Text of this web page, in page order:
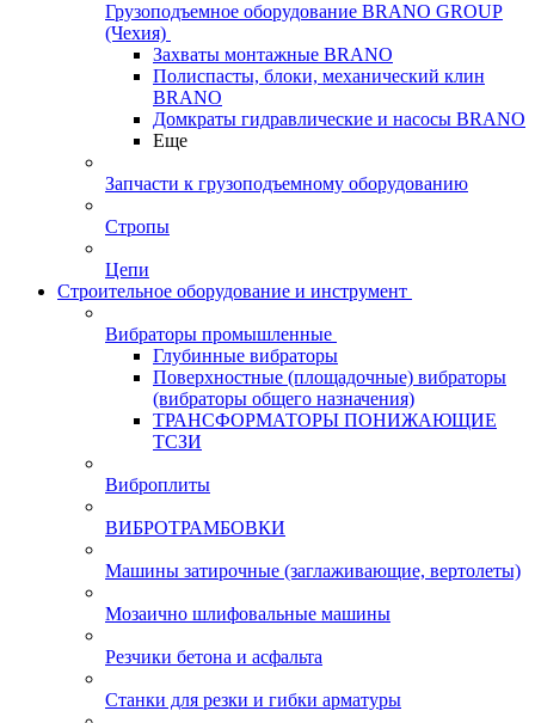
Грузоподъемное оборудование BRANO GROUP
(Чехия)
Захваты монтажные BRANO
Полиспасты, блоки, механический клин
BRANO
Домкраты гидравлические и насосы BRANO
Еще
Запчасти к грузоподъемному оборудованию
Стропы
Цепи
Строительное оборудование и инструмент
Вибраторы промышленные
Глубинные вибраторы
Поверхностные (площадочные) вибраторы
(вибраторы общего назначения)
ТРАНСФОРМАТОРЫ ПОНИЖАЮЩИЕ
ТСЗИ
Виброплиты
ВИБРОТРАМБОВКИ
Машины затирочные (заглаживающие, вертолеты)
Мозаично шлифовальные машины
Резчики бетона и асфальта
Станки для резки и гибки арматуры